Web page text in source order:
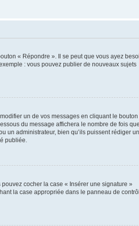
« Répondre ». Il se peut que vous ayez
: vous pouvez publier de nouveaux sujets
un de vos messages en cliquant le bouton
du message affichera le nombre de fois que
un administrateur, bien qu’ils puissent rédiger
publiée.
cocher la case « Insérer une signature »
la case appropriée dans le panneau de